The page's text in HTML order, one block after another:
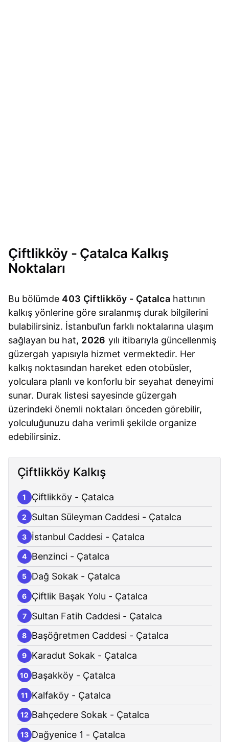
Çiftlikköy - Çatalca Kalkış
Noktaları
Bu bölümde 403 Çiftlikköy - Çatalca hattının
kalkış yönlerine göre sıralanmış durak bilgilerini
bulabilirsiniz. İstanbul’un farklı noktalarına ulaşım
sağlayan bu hat, 2026 yılı itibarıyla güncellenmiş
güzergah yapısıyla hizmet vermektedir. Her
kalkış noktasından hareket eden otobüsler,
yolculara planlı ve konforlu bir seyahat deneyimi
sunar. Durak listesi sayesinde güzergah
üzerindeki önemli noktaları önceden görebilir,
yolculuğunuzu daha verimli şekilde organize
edebilirsiniz.
Çiftlikköy Kalkış
1 Çiftlikköy - Çatalca
2 Sultan Süleyman Caddesi - Çatalca
3 İstanbul Caddesi - Çatalca
4 Benzinci - Çatalca
5 Dağ Sokak - Çatalca
6 Çiftlik Başak Yolu - Çatalca
7 Sultan Fatih Caddesi - Çatalca
8 Başöğretmen Caddesi - Çatalca
9 Karadut Sokak - Çatalca
10 Başakköy - Çatalca
11 Kalfaköy - Çatalca
12 Bahçedere Sokak - Çatalca
13 Dağyenice 1 - Çatalca